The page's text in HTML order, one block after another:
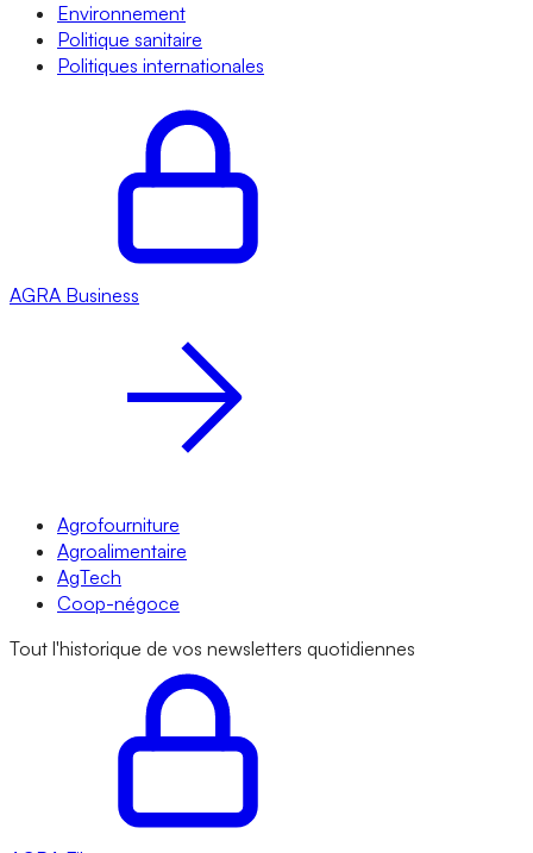
Environnement
Politique sanitaire
Politiques internationales
AGRA Business
Agrofourniture
Agroalimentaire
AgTech
Coop-négoce
Tout l'historique de vos newsletters quotidiennes